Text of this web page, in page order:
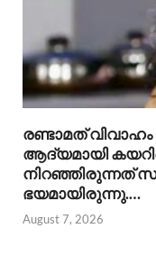
രണ്ടാമത് വിവാഹം
ആദ്യമായി
നിറഞ്ഞിരുന്നത്
ഭയമായിരുന്നു.…
August 7, 2026